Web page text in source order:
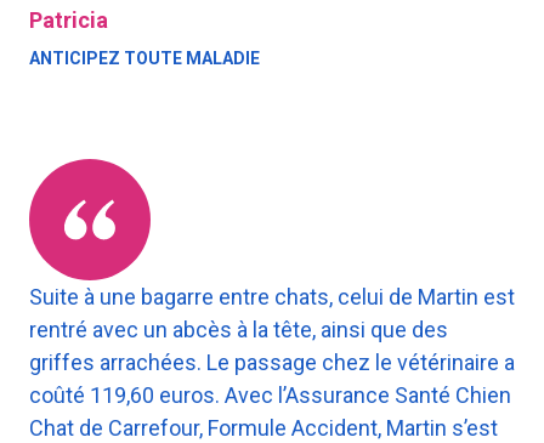
Patricia
ANTICIPEZ TOUTE MALADIE
Suite à une bagarre entre chats, celui de Martin est
rentré avec un abcès à la tête, ainsi que des
griffes arrachées. Le passage chez le vétérinaire a
coûté 119,60 euros. Avec l’Assurance Santé Chien
Chat de Carrefour, Formule Accident, Martin s’est